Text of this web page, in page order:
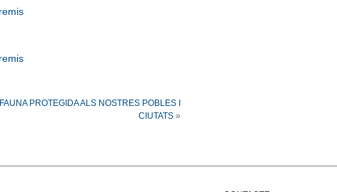
FAUNA PROTEGIDA ALS NOSTRES POBLES I
CIUTATS »